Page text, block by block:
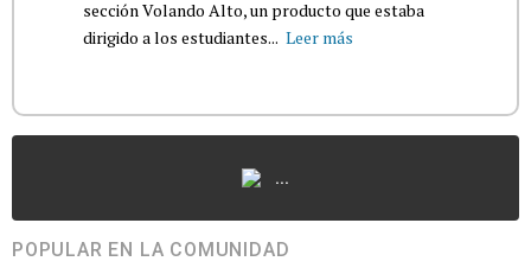
sección Volando Alto, un producto que estaba
dirigido a los estudiantes... Leer más
...
POPULAR EN LA COMUNIDAD